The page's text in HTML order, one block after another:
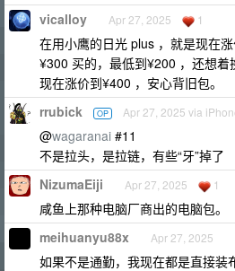
vicalloy Apr 27, 2025 1
在用小鹰的日光 plus ，就是现在涨
¥300 买的，最低到¥200 ，还想着
现在涨价到¥400 ，安心背旧包。
rrubick OP Apr 27, 2025 via
@wagaranai #11
不是拉头，是拉链，有些“牙”掉了
NizumaEiji Apr 27, 2025 1
咸鱼上那种电脑厂商出的电脑包。
meihuanyu88x Apr 27, 2025
如果不是通勤，我现在都是直接装